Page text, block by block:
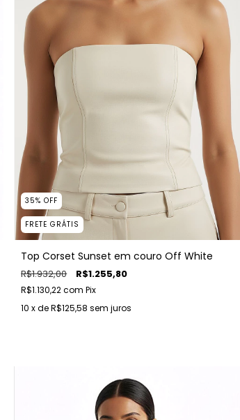
35%OFF
FRETE GRÁTIS
Top Corset Sunset em couro Off White
R$1.932,00 R$1.255,80
R$1.130,22com Pix
10 x deR$125,58 sem juros